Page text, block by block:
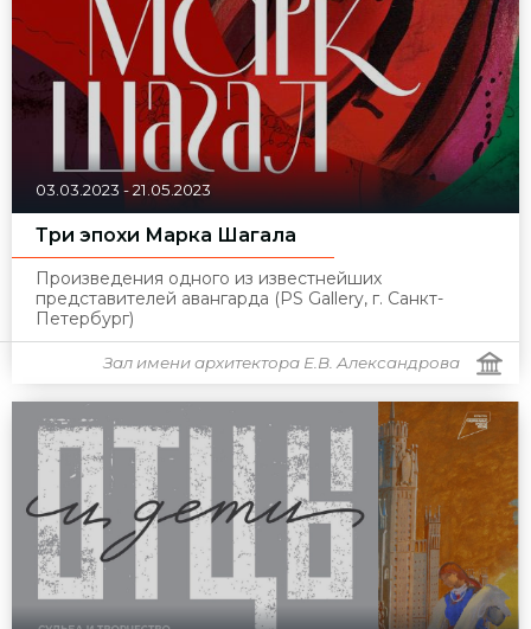
03.03.2023 -21.05.2023
Три эпохи Марка Шагала
Произведения одного из известнейших
представителей авангарда (PS Gallery, г. Санкт-
Петербург)
Зал имени архитектора Е.В. Александрова